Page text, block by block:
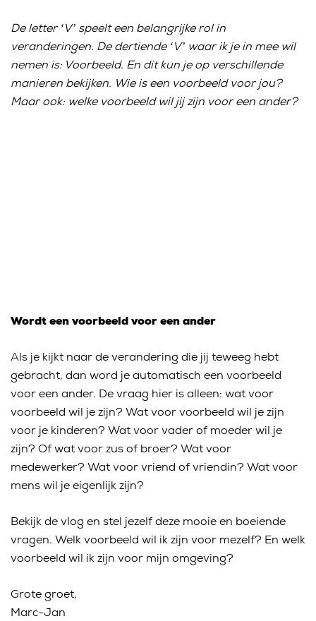
De letter ‘V’ speelt een belangrijke rol in
veranderingen. De dertiende ‘V’ waar ik je in mee wil
nemen is: Voorbeeld. En dit kun je op verschillende
manieren bekijken. Wie is een voorbeeld voor jou?
Maar ook: welke voorbeeld wil jij zijn voor een ander?
Wordt een voorbeeld voor een ander
Als je kijkt naar de verandering die jij teweeg hebt
gebracht, dan word je automatisch een voorbeeld
voor een ander. De vraag hier is alleen: wat voor
voorbeeld wil je zijn? Wat voor voorbeeld wil je zijn
voor je kinderen? Wat voor vader of moeder wil je
zijn? Of wat voor zus of broer? Wat voor
medewerker? Wat voor vriend of vriendin? Wat voor
mens wil je eigenlijk zijn?
Bekijk de vlog en stel jezelf deze mooie en boeiende
vragen. Welk voorbeeld wil ik zijn voor mezelf? En welk
voorbeeld wil ik zijn voor mijn omgeving?
Grote groet,
Marc-Jan